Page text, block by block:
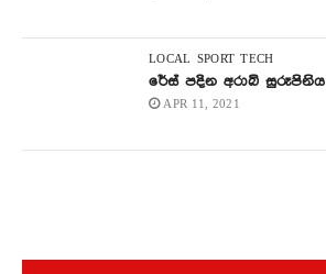
LOCAL SPORT TECH
රේස් පදින අරාබි සුරූපිනිය
APR 11, 2021